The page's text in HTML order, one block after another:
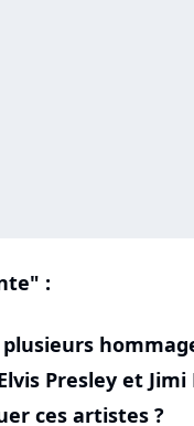
:
Presley et Jimi
ces artistes ?